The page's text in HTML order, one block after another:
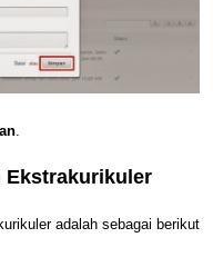
Ekstrakurikuler
adalah sebagai berikut